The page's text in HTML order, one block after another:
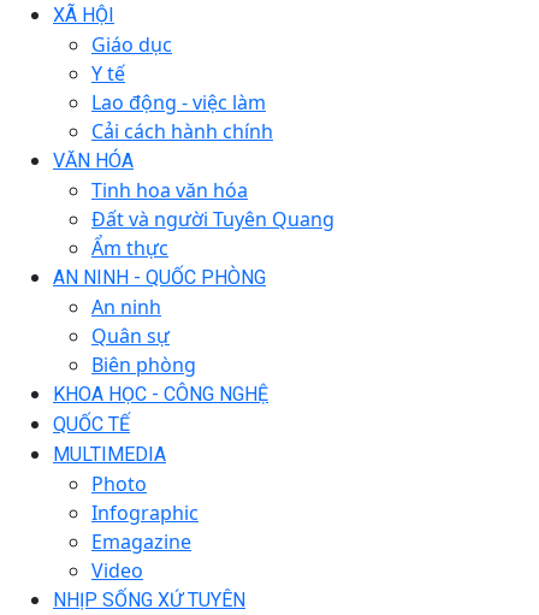
XÃ HỘI
Giáo dục
Y tế
Lao động - việc làm
Cải cách hành chính
VĂN HÓA
Tinh hoa văn hóa
Đất và người Tuyên Quang
Ẩm thực
AN NINH - QUỐC PHÒNG
An ninh
Quân sự
Biên phòng
KHOA HỌC - CÔNG NGHỆ
QUỐC TẾ
MULTIMEDIA
Photo
Infographic
Emagazine
Video
NHỊP SỐNG XỨ TUYÊN